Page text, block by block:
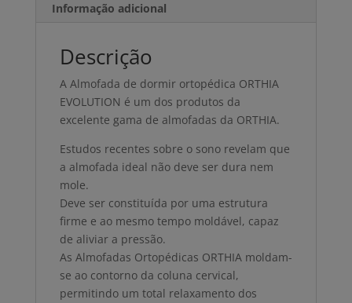
Informação adicional
Descrição
A Almofada de dormir ortopédica ORTHIA
EVOLUTION é um dos produtos da
excelente gama de almofadas da ORTHIA.
Estudos recentes sobre o sono revelam que
a almofada ideal não deve ser dura nem
mole.
Deve ser constituída por uma estrutura
firme e ao mesmo tempo moldável, capaz
de aliviar a pressão.
As Almofadas Ortopédicas ORTHIA moldam-
se ao contorno da coluna cervical,
permitindo um total relaxamento dos